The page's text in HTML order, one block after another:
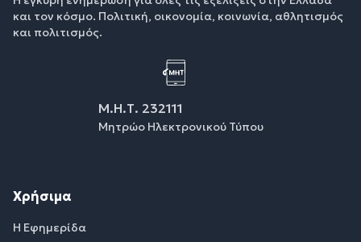
και τον κόσμο. Πολιτική, οικονομία, κοινωνία, αθλητισμός
και πολιτισμός.
Μ.Η.Τ. 232111
Μητρώο Ηλεκτρονικού Τύπου
Χρήσιμα
Η Εφημερίδα